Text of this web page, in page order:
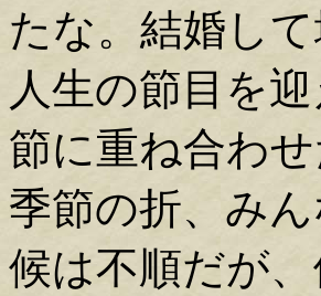
たな。結婚し
人生の節目を
節に重ね合わ
季節の折、み
候は不順だが